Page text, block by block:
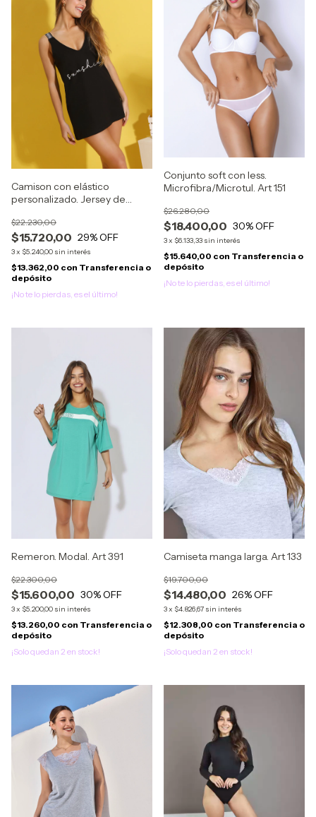
Camison con elástico
personalizado. Jersey de
$15.720,00
$22.230,00
29% OFF
3x $5.240,00 sin interés
$13.362,00 con Transferencia o
depósito
¡No te lo pierdas, es el último!
Conjunto soft con less.
Microfibra/Microtul. Art 151
$18.400,00
$26.280,00
30% OFF
3x $6.133,33 sin interés
$15.640,00 con Transferencia o
depósito
¡No te lo pierdas, es el último!
Remeron. Modal. Art 391
$15.600,00
$22.300,00
30% OFF
3x $5.200,00 sin interés
$13.260,00 con Transferencia o
depósito
¡Solo quedan 2 en stock!
Camiseta manga larga. Art 133
$14.480,00
$19.700,00
26% OFF
3x $4.826,67 sin interés
$12.308,00 con Transferencia o
depósito
¡Solo quedan 2 en stock!